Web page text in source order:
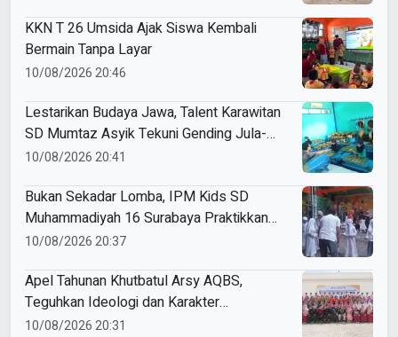
KKN T 26 Umsida Ajak Siswa Kembali
Bermain Tanpa Layar
10/08/2026 20:46
Lestarikan Budaya Jawa, Talent Karawitan
SD Mumtaz Asyik Tekuni Gending Jula-
Juli
10/08/2026 20:41
Bukan Sekadar Lomba, IPM Kids SD
Muhammadiyah 16 Surabaya Praktikkan
Kepemimpinan di HUT RI
10/08/2026 20:37
Apel Tahunan Khutbatul Arsy AQBS,
Teguhkan Ideologi dan Karakter
Santriwati
10/08/2026 20:31